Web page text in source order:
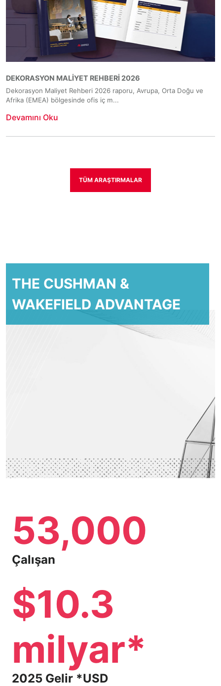
DEKORASYON MALİYET REHBERİ 2026
Dekorasyon Maliyet Rehberi 2026 raporu, Avrupa, Orta Doğu ve
Afrika (EMEA) bölgesinde ofis iç m...
Devamını Oku
TÜM ARAŞTIRMALAR
THE CUSHMAN &
WAKEFIELD ADVANTAGE
53,000
Çalışan
$10.3
milyar*
2025 Gelir *USD